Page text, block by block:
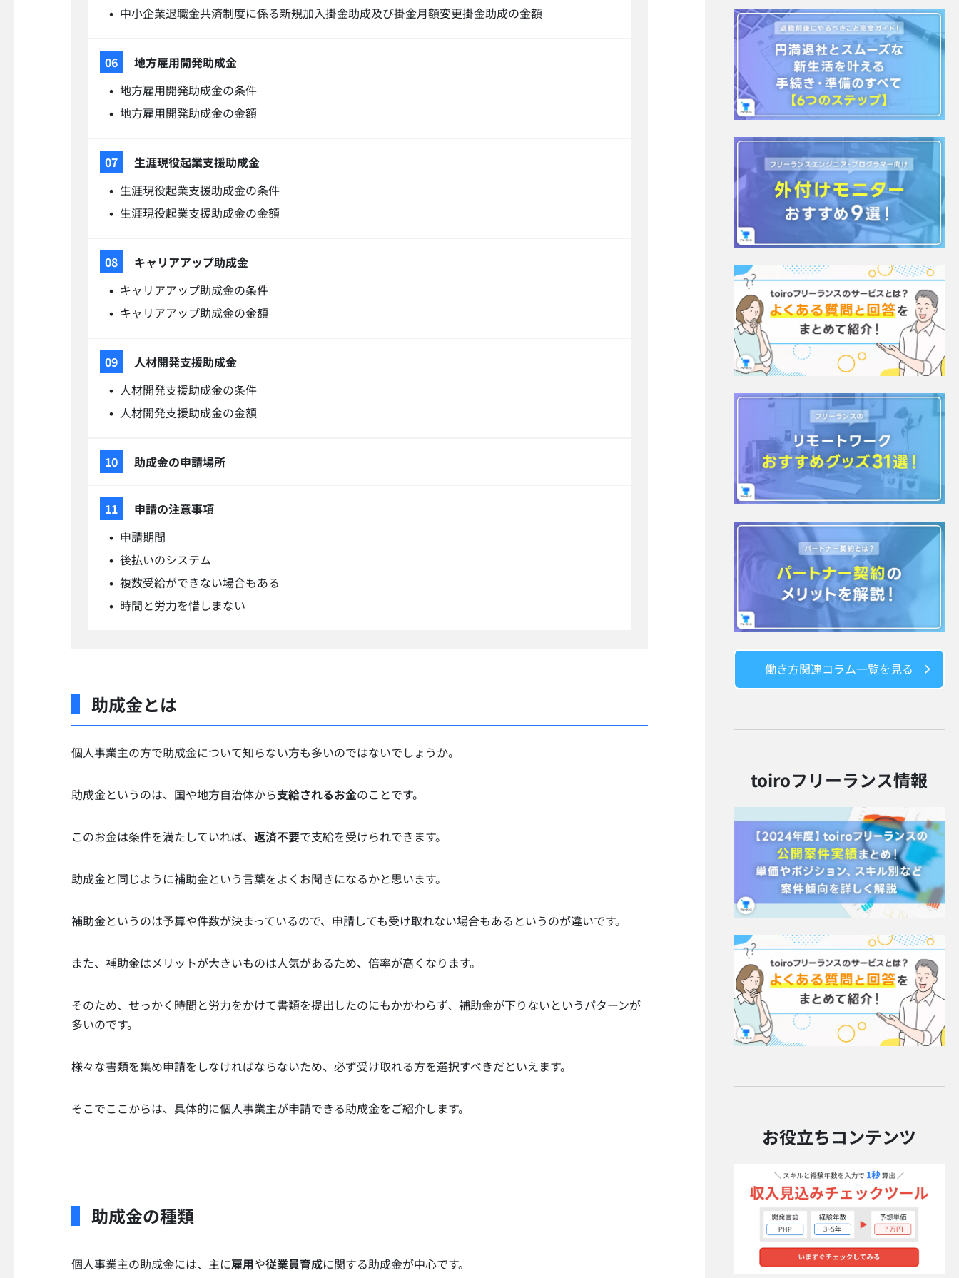
中小企業退職金共済制度に係る新規加入掛金助成及び掛金月額変更掛金助成の金額
地方雇用開発助成金
地方雇用開発助成金の条件
地方雇用開発助成金の金額
生涯現役起業支援助成金
生涯現役起業支援助成金の条件
生涯現役起業支援助成金の金額
キャリアアップ助成金
キャリアアップ助成金の条件
キャリアアップ助成金の金額
人材開発支援助成金
人材開発支援助成金の条件
人材開発支援助成金の金額
助成金の申請場所
申請の注意事項
申請期間
後払いのシステム
複数受給ができない場合もある
時間と労力を惜しまない
助成金とは
個人事業主の方で助成金について知らない方も多いのではないでしょうか。
助成金というのは、国や地方自治体から支給されるお金のことです。
このお金は条件を満たしていれば、 返済不要で支給を受けられできます。
助成金と同じように補助金という言葉をよくお聞きになるかと思います。
補助金というのは予算や件数が決まっているので、申請しても受け取れない場合もあるというのが違いです。
また、補助金はメリットが大きいものは人気があるため、倍率が高くなります。
そのため、せっかく時間と労力をかけて書類を提出したのにもかかわらず、補助金が下りないというパターンが
多いのです。
様々な書類を集め申請をしなければならないため、必ず受け取れる方を選択すべきだといえます。
そこでここからは、具体的に個人事業主が申請できる助成金をご紹介します。
助成金の種類
個人事業主の助成金には、主に雇用や従業員育成に関する助成金が中心です。
働き方関連コラム一覧を見る
toiroフリーランス情報
お役立ちコンテンツ